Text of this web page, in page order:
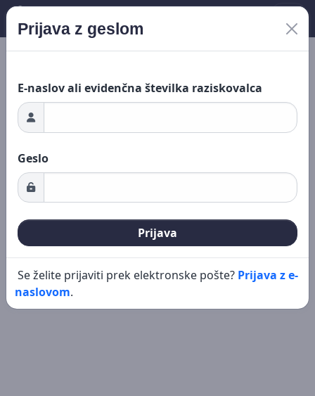
...
Prijava z geslom
E-naslov ali evidenčna številka raziskovalca
Geslo
Prijava
Se želite prijaviti prek elektronske pošte? Prijava z e-
naslovom.